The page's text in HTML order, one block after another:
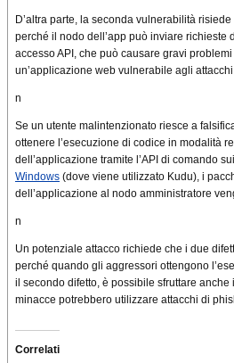
D’altra parte, la seconda vulnerabilità
perché il nodo dell’app può inviare richieste
accesso API, che può causare gravi
un’applicazione web vulnerabile agli attacchi
n
Se un utente malintenzionato riesce a
ottenere l’esecuzione di codice in modalità
dell’applicazione tramite l’API di comando
Windows (dove viene utilizzato Kudu), i
dell’applicazione al nodo amministratore
n
Un potenziale attacco richiede che i due
perché quando gli aggressori ottengono
il secondo difetto, è possibile sfruttare anche
minacce potrebbero utilizzare attacchi di
Correlati